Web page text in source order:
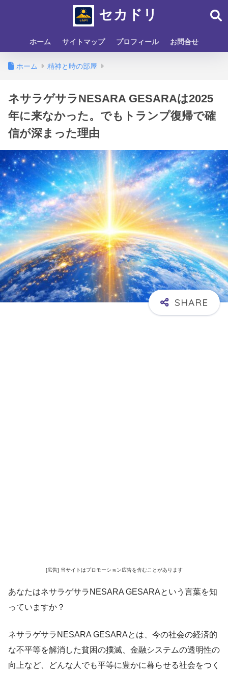
セカドリ
ホーム サイトマップ プロフィール お問合せ
ホーム 精神と時の部屋
ネサラゲサラNESARA GESARAは2025
年に来なかった。でもトランプ復帰で確
信が深まった理由
[広告] 当サイトはプロモーション広告を含むことがあります
あなたはネサラゲサラNESARA GESARAという言葉を知
っていますか？
ネサラゲサラNESARA GESARAとは、今の社会の経済的
な不平等を解消した貧困の撲滅、金融システムの透明性の
向上など、どんな人でも平等に豊かに暮らせる社会をつく